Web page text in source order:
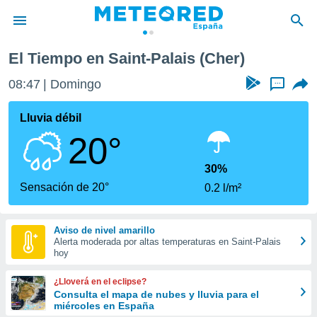
de
por
se
calidad.
a este
las
y
forma
digital
basada
El Tiempo en Saint-Palais (Cher)
08:47 Domingo ...
Lluvia débil
20°
Sensación de 20°
30%
0.2 l/m²
Aviso de nivel amarillo
Alerta moderada por altas temperaturas en Saint-Palais
hoy
¿Lloverá en el eclipse?
Consulta el mapa de nubes y lluvia para el
miércoles en España